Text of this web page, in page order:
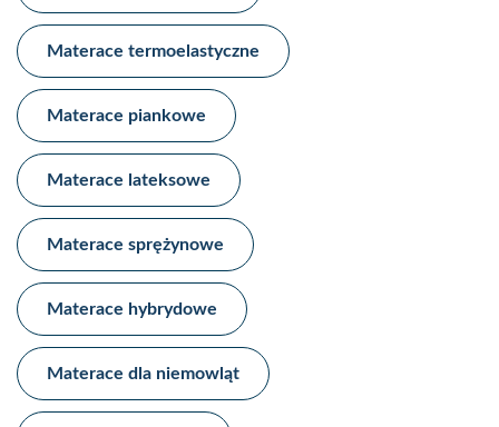
Materace termoelastyczne​
Materace piankowe​
Materace lateksowe​
Materace sprężynowe​
Materace hybrydowe​
Materace dla niemowląt